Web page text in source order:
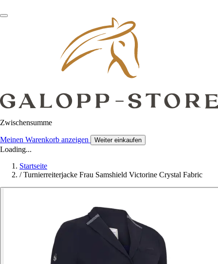
Zwischensumme
Meinen Warenkorb anzeigen Weiter einkaufen
Loading...
Startseite
/ Turnierreiterjacke Frau Samshield Victorine Crystal Fabric